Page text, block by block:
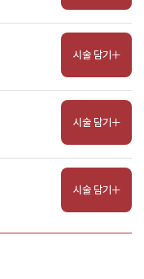
시술 담기
시술 담기
시술 담기